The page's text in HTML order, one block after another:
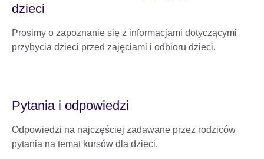
dzieci
Prosimy o zapoznanie się z informacjami dotyczącymi
przybycia dzieci przed zajęciami i odbioru dzieci.
Pytania i odpowiedzi
Odpowiedzi na najczęściej zadawane przez rodziców
pytania na temat kursów dla dzieci.